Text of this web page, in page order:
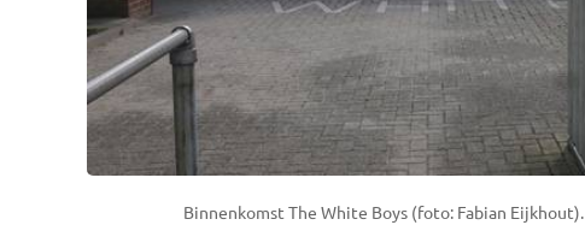
Binnenkomst The White Boys (foto: Fabian Eijkhout).